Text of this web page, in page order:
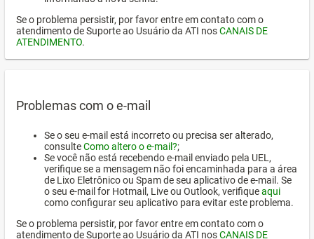
Se o problema persistir, por favor entre em contato com o
atendimento de Suporte ao Usuário da ATI nosCANAIS DE
ATENDIMENTO.
Problemas com o e-mail
Se o seu e-mail está incorreto ou precisa ser alterado,
consulteComo altero o e-mail?;
Se você não está recebendo e-mail enviado pela UEL,
verifique se a mensagem não foi encaminhada para a área
de Lixo Eletrônico ou Spam de seu aplicativo de e-mail. Se
o seu e-mail for Hotmail, Live ou Outlook, verifiqueaqui
como configurar seu aplicativo para evitar este problema.
Se o problema persistir, por favor entre em contato com o
atendimento de Suporte ao Usuário da ATI nosCANAIS DE